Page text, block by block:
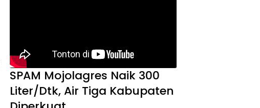
SPAM Mojolagres Naik 300
Liter/Dtk, Air Tiga Kabupaten